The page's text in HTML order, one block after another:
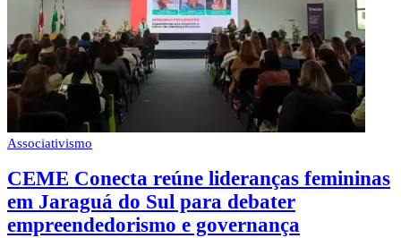
Associativismo
CEME Conecta reúne lideranças femininas
em Jaraguá do Sul para debater
empreendedorismo e governança